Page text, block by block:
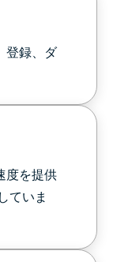
登録、ダ
度を提供
ていま